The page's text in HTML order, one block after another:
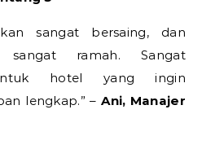
sangat bersaing, dan
sangat ramah. Sangat
untuk hotel yang ingin
lengkap.” –Ani, Manajer